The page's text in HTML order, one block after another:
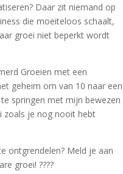
Daar zit niemand op
die moeiteloos schaalt,
groei niet beperkt wordt
Groeien met een
geheim om van 10 naar een
springen met mijn bewezen
zoals je nog nooit hebt
ontgrendelen? Meld je aan
groei! ????